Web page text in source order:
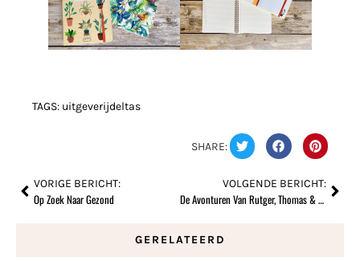
TAGS: uitgeverijdeltas
SHARE:
VORIGE BERICHT:
Op Zoek Naar Gezond
VOLGENDE BERICHT:
De Avonturen Van Rutger, Thomas & Paco – Het Pretpark
GERELATEERD